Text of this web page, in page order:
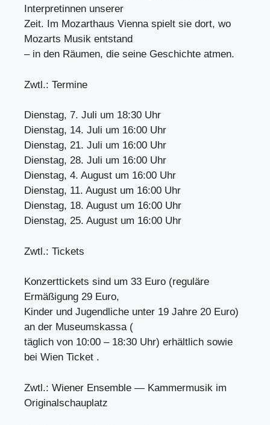
Interpretinnen unserer
Zeit. Im Mozarthaus Vienna spielt sie dort, wo
Mozarts Musik entstand
– in den Räumen, die seine Geschichte atmen.
Zwtl.: Termine
Dienstag, 7. Juli um 18:30 Uhr
Dienstag, 14. Juli um 16:00 Uhr
Dienstag, 21. Juli um 16:00 Uhr
Dienstag, 28. Juli um 16:00 Uhr
Dienstag, 4. August um 16:00 Uhr
Dienstag, 11. August um 16:00 Uhr
Dienstag, 18. August um 16:00 Uhr
Dienstag, 25. August um 16:00 Uhr
Zwtl.: Tickets
Konzerttickets sind um 33 Euro (reguläre
Ermäßigung 29 Euro,
Kinder und Jugendliche unter 19 Jahre 20 Euro)
an der Museumskassa (
täglich von 10:00 – 18:30 Uhr) erhältlich sowie
bei Wien Ticket .
Zwtl.: Wiener Ensemble — Kammermusik im
Originalschauplatz